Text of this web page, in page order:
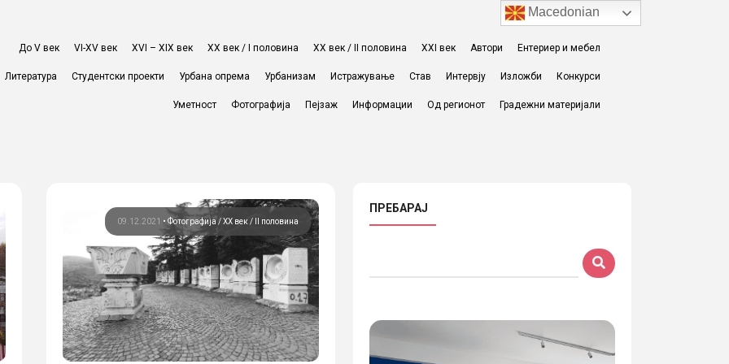
До V век VI-XV век XVI – XIX век ХХ век / I половина ХХ век / II половина XXI век Автори Ентериер и мебел
Литература Студентски проекти Урбана опрема Урбанизам Истражување Став Интервју Изложби Конкурси
Уметност Фотографија Пејзаж Информации Од регионот Градежни материјали
09.12.2021 • Фотографија ХХ век / II половина
ПРЕБАРАЈ
Macedonian